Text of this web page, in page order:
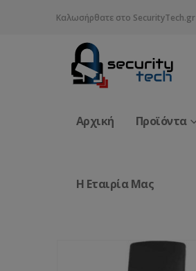
Καλωσήρθατε στο SecurityTech.gr
Αρχική Προϊόντα
Η Εταιρία Μας